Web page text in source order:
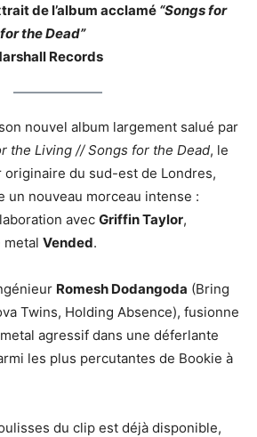
de l’album acclamé “Songs for
the Dead”
Records
nouvel album largement salué par
the Living // Songs for the Dead, le
originaire du sud-est de Londres,
un nouveau morceau intense :
avecGriffin Taylor,
metal Vended.
Romesh Dodangoda (Bring
Twins, Holding Absence), fusionne
agressif dans une déferlante
les plus percutantes de Bookie à
du clip est déjà disponible,